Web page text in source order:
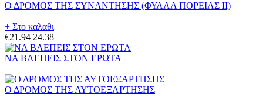
Ο ΔΡΟΜΟΣ ΤΗΣ ΣΥΝΑΝΤΗΣΗΣ (ΦΥΛΛΑ ΠΟΡΕΙΑΣ II)
+ Στο καλαθι
€21.94 24.38
ΝΑ ΒΛΕΠΕΙΣ ΣΤΟΝ ΕΡΩΤΑ
Ο ΔΡΟΜΟΣ ΤΗΣ ΑΥΤΟΕΞΑΡΤΗΣΗΣ